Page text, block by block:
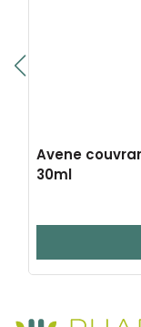
Avene
30ml